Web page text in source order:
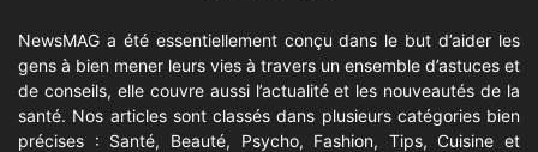
NewsMAG a été essentiellement conçu dans le but d’aider les
gens à bien mener leurs vies à travers un ensemble d’astuces et
de conseils, elle couvre aussi l’actualité et les nouveautés de la
santé. Nos articles sont classés dans plusieurs catégories bien
précises : Santé, Beauté, Psycho, Fashion, Tips, Cuisine et